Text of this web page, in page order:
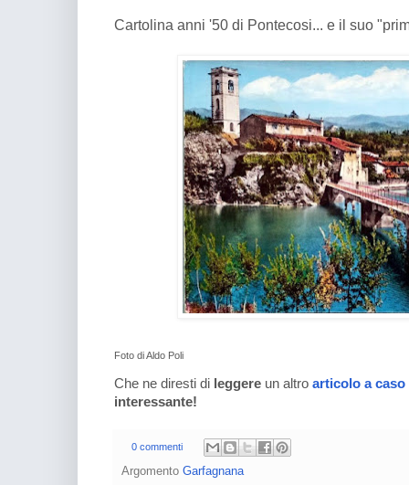
Cartolina anni '50 di Pontecosi... e il suo
Foto di Aldo Poli
Che ne diresti di leggere un altro articolo a caso
interessante!
0 commenti
Argomento Garfagnana